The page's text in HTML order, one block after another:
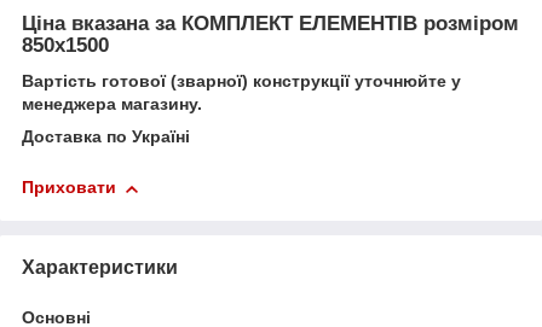
Ціна вказана за КОМПЛЕКТ ЕЛЕМЕНТІВ розміром
850х1500
Вартість готової (зварної) конструкції уточнюйте у
менеджера магазину.
Доставка по Україні
Приховати
Характеристики
Основні